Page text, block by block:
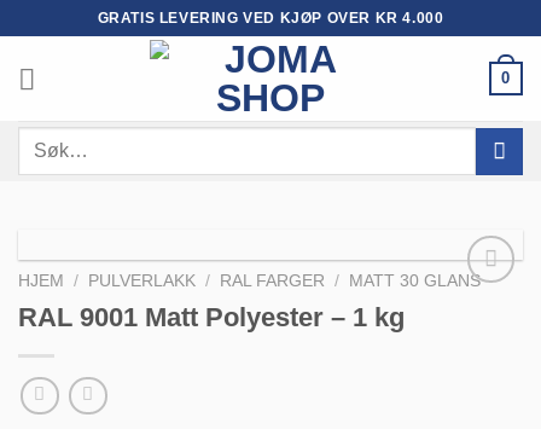
content
GRATIS LEVERING VED KJØP OVER KR 4.000
0
Søk
HJEM / PULVERLAKK / RAL FARGER / MATT 30 GLANS
RAL 9001 Matt Polyester – 1 kg